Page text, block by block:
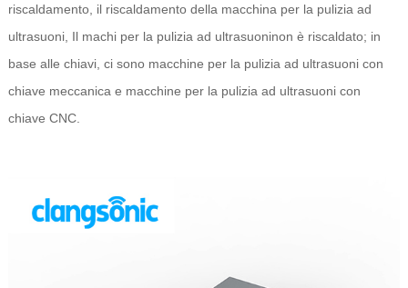
riscaldamento, il riscaldamento della macchina per la pulizia ad
ultrasuoni, Il machi per la pulizia ad ultrasuoninon è riscaldato; in
base alle chiavi, ci sono macchine per la pulizia ad ultrasuoni con
chiave meccanica e macchine per la pulizia ad ultrasuoni con
chiave CNC.